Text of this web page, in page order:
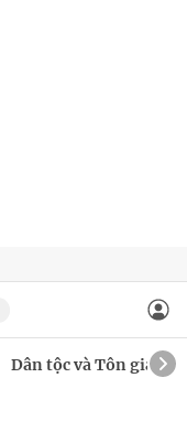
Dân tộc và Tôn giáo